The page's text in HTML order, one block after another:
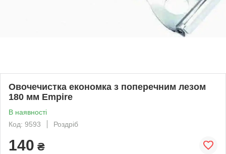
Овочечистка економка з поперечним лезом
180 мм Empire
В наявності
Код: 9593
Роздріб
140 ₴